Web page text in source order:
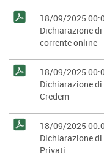
18/09/2025
Dichiarazione
corrente online
18/09/2025
Dichiarazione
Credem
18/09/2025
Dichiarazione
Privati